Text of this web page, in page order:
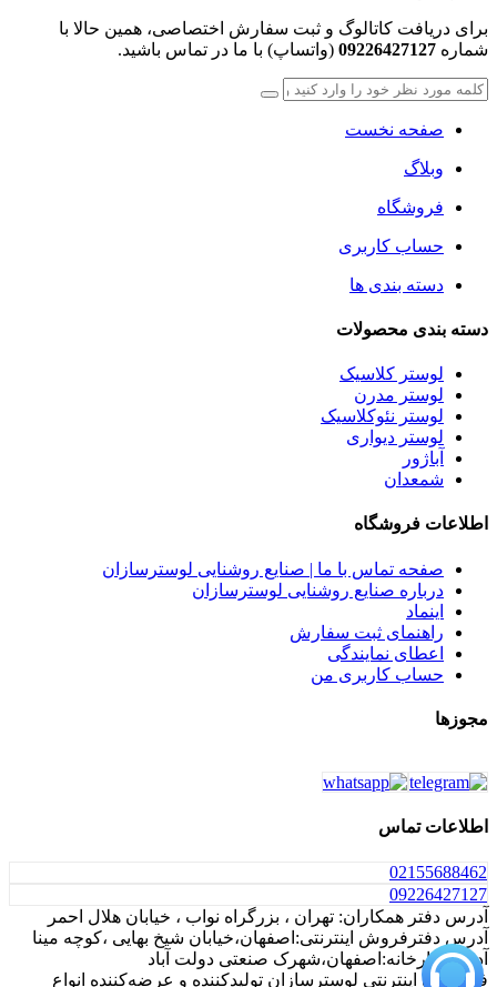
برای دریافت کاتالوگ و ثبت سفارش اختصاصی، همین حالا با
شماره 09226427127 (واتساپ) با ما در تماس باشید.
صفحه نخست
وبلاگ
فروشگاه
حساب کاربری
دسته بندی ها
دسته بندی محصولات
لوستر کلاسیک
لوستر مدرن
لوستر نئوکلاسیک
لوستر دیواری
آباژور
شمعدان
اطلاعات فروشگاه
صفحه تماس با ما | صنایع روشنایی لوسترسازان
درباره صنایع روشنایی لوسترسازان
اینماد
راهنمای ثبت سفارش
اعطای نمایندگی
حساب کاربری من
مجوزها
اطلاعات تماس
021 55688462
09226427127
آدرس دفتر همکاران: تهران ، بزرگراه نواب ، خیابان هلال احمر
آدرس دفترفروش اینترنتی:اصفهان،خیابان شیخ بهایی ،کوچه مینا
آدرس کارخانه:اصفهان،شهرک صنعتی دولت آباد
فروشگاه اینترنتی لوسترسازان تولیدکننده و عرضه‌کننده انواع